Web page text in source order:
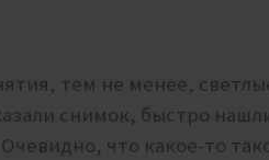
тем не менее,
снимок, быстро
что какое-то